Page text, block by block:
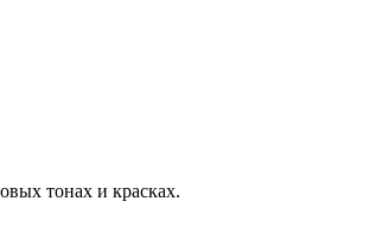
тонах и красках.